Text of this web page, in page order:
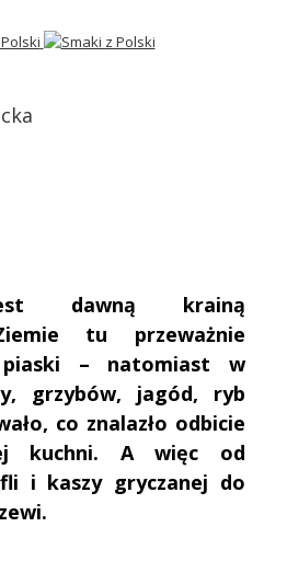
dawną krainą
tu przeważnie
– natomiast w
grzybów, jagód, ryb
co znalazło odbicie
kuchni. A więc od
i kaszy gryczanej do